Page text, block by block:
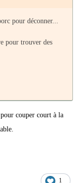
pour déconner...
pour trouver des
couper court à la
1